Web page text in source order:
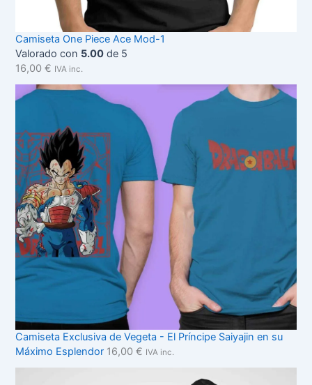
Camiseta One Piece Ace Mod-1
Valorado con 5.00 de 5
16,00€ IVA inc.
Camiseta Exclusiva de Vegeta - El Príncipe Saiyajin en su
Máximo Esplendor 16,00€ IVA inc.